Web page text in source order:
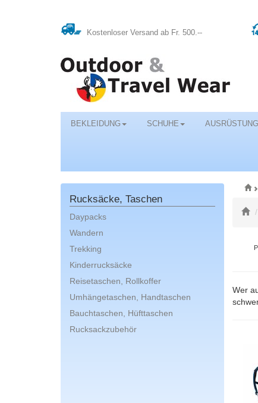
Kostenloser Versand ab Fr. 500.--
BEKLEIDUNG SCHUHE AUSRÜSTUNG
Rucksäcke, Taschen
Daypacks
Wandern
Trekking
Kinderrucksäcke
Reisetaschen, Rollkoffer
Umhängetaschen, Handtaschen
Bauchtaschen, Hüfttaschen
Rucksackzubehör
Wer